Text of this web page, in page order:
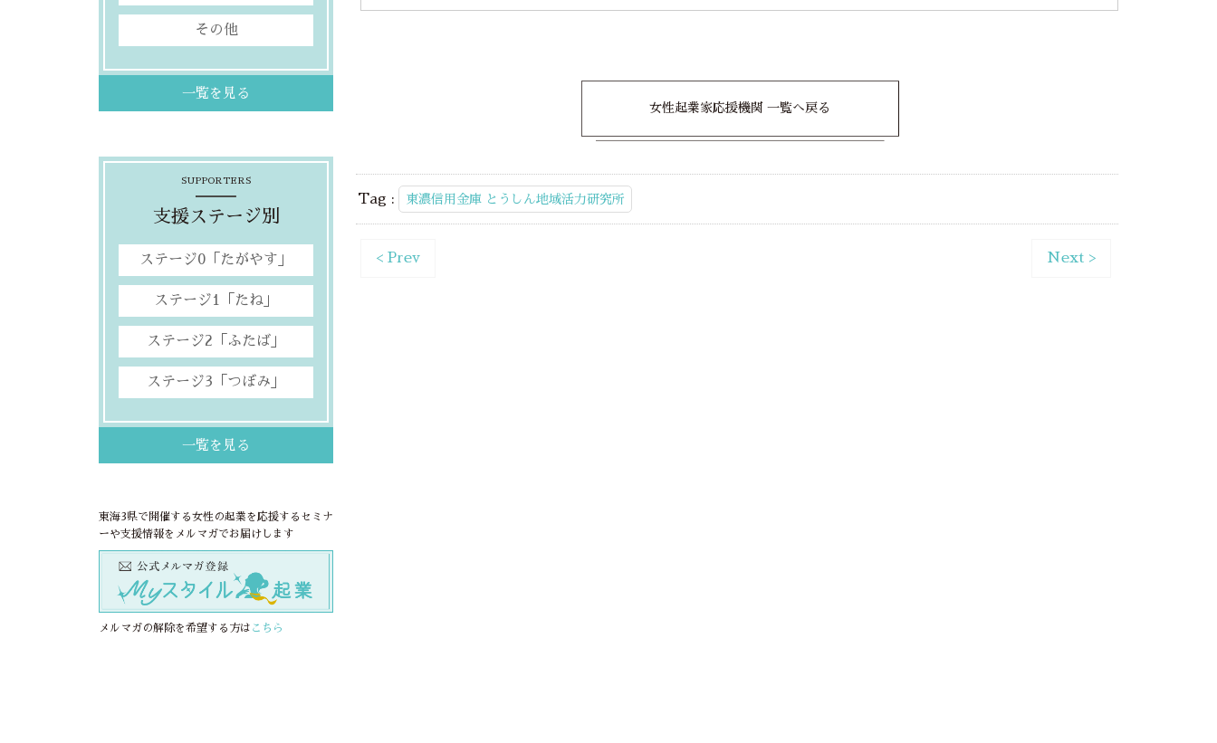
女性起業家応援機関 一覧へ戻る
Tag : 東濃信用金庫 とうしん地域活力研究所
< Prev Next >
その他
一覧を見る
SUPPORTERS
支援ステージ別
ステージ0「たがやす」
ステージ1「たね」
ステージ2「ふたば」
ステージ3「つぼみ」
一覧を見る
東海3県で開催する女性の起業を応援するセミナ
ーや支援情報をメルマガでお届けします
メルマガの解除を希望する方は こちら